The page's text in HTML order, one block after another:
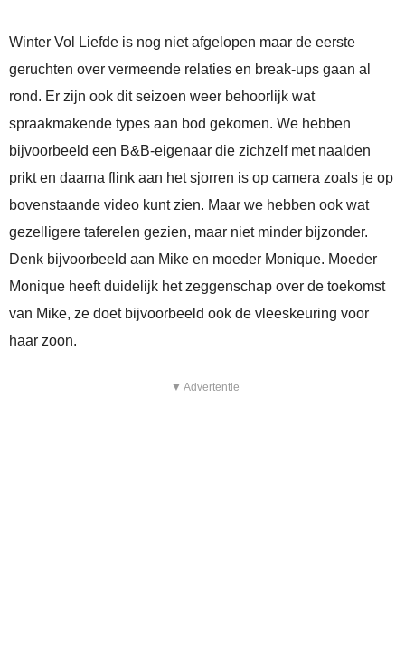
Winter Vol Liefde is nog niet afgelopen maar de eerste
geruchten over vermeende relaties en break-ups gaan al
rond. Er zijn ook dit seizoen weer behoorlijk wat
spraakmakende types aan bod gekomen. We hebben
bijvoorbeeld een B&B-eigenaar die zichzelf met naalden
prikt en daarna flink aan het sjorren is op camera zoals je op
bovenstaande video kunt zien. Maar we hebben ook wat
gezelligere taferelen gezien, maar niet minder bijzonder.
Denk bijvoorbeeld aan Mike en moeder Monique. Moeder
Monique heeft duidelijk het zeggenschap over de toekomst
van Mike, ze doet bijvoorbeeld ook de vleeskeuring voor
haar zoon.
▼ Advertentie